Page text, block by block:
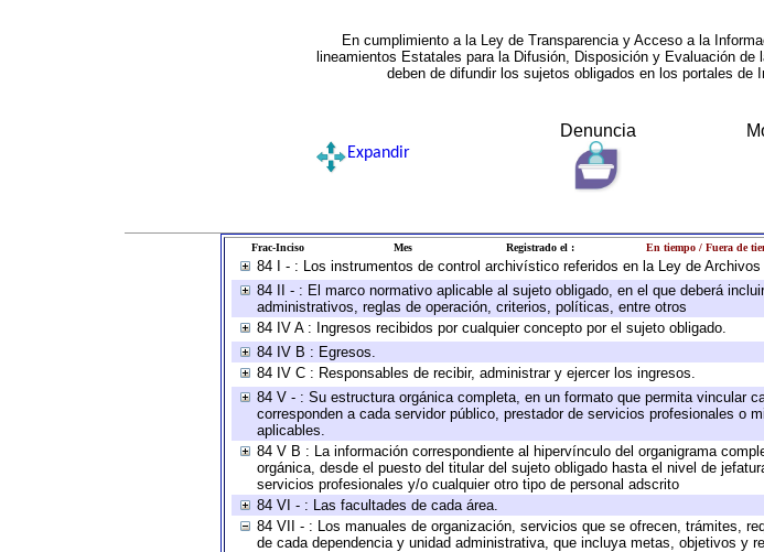
En cumplimiento a la Ley de Transparencia y Acceso a la
lineamientos Estatales para la Difusión, Disposición y Evaluación
deben de difundir los sujetos obligados en los portales
Denuncia
Expandir
Frac-Inciso Mes Registrado el : En tiempo / Fuera de
84 I - : Los instrumentos de control archivístico referidos en la Ley de
84 II - : El marco normativo aplicable al sujeto obligado, en el que deberá
administrativos, reglas de operación, criterios, políticas, entre otros
84 IV A : Ingresos recibidos por cualquier concepto por el sujeto obligado.
84 IV B : Egresos.
84 IV C : Responsables de recibir, administrar y ejercer los ingresos.
84 V - : Su estructura orgánica completa, en un formato que permita vincular
corresponden a cada servidor público, prestador de servicios profesionales o
aplicables.
84 V B : La información correspondiente al hipervínculo del organigrama
orgánica, desde el puesto del titular del sujeto obligado hasta el nivel de
servicios profesionales y/o cualquier otro tipo de personal adscrito
84 VI - : Las facultades de cada área.
84 VII - : Los manuales de organización, servicios que se ofrecen, trámites,
de cada dependencia y unidad administrativa, que incluya metas, objetivos y